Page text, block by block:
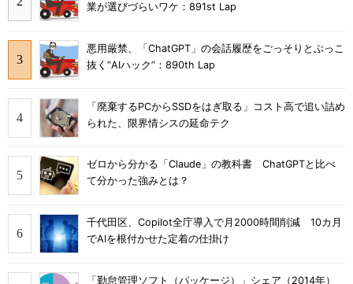
業が選びづらいワケ：891st Lap
悪用厳禁、「ChatGPT」の会話履歴をごっそりとぶっこ
抜く“AIハック”：890th Lap
「廃棄するPCからSSDをはぎ取る」コスト高で追い詰め
られた、限界情シスの延命テク
ゼロから分かる「Claude」の教科書 ChatGPTと比べ
て分かった強みとは？
千代田区、Copilot全庁導入で月2000時間削減 10カ月
でAIを根付かせた定着の仕掛け
「勤怠管理ソフト（パッケージ）」シェア（2014年）